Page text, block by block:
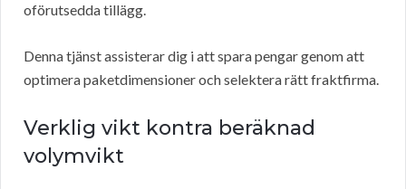
oförutsedda tillägg.
Denna tjänst assisterar dig i att spara pengar genom att
optimera paketdimensioner och selektera rätt fraktfirma.
Verklig vikt kontra beräknad
volymvikt